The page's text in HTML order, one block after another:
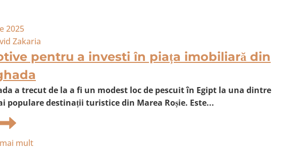
2025
Zakaria
pentru a investi în piața imobiliară din
a trecut de la a fi un modest loc de pescuit în Egipt la una dintre
populare destinații turistice din Marea Roșie. Este...
mult